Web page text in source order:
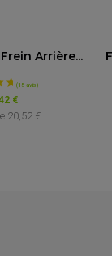
Arrière...
€
20,52 €